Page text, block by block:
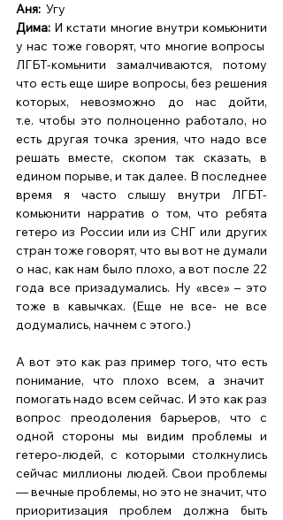
Аня: Угу
Дима: И кстати многие внутри комьюнити
у нас тоже говорят, что многие вопросы
ЛГБТ-комьнити замалчиваются, потому
что есть еще шире вопросы, без решения
которых, невозможно до нас дойти,
т.е. чтобы это полноценно работало, но
есть другая точка зрения, что надо все
решать вместе, скопом так сказать, в
едином порыве, и так далее. В последнее
время я часто слышу внутри ЛГБТ-
комьюнити нарратив о том, что ребята
гетеро из России или из СНГ или других
стран тоже говорят, что вы вот не думали
о нас, как нам было плохо, а вот после 22
года все призадумались. Ну «все» – это
тоже в кавычках. (Еще не все- не все
додумались, начнем с этого.)
А вот это как раз пример того, что есть
понимание, что плохо всем, а значит
помогать надо всем сейчас. И это как раз
вопрос преодоления барьеров, что с
одной стороны мы видим проблемы и
гетеро-людей, с которыми столкнулись
сейчас миллионы людей. Свои проблемы
— вечные проблемы, но это не значит, что
приоритизация проблем должна быть